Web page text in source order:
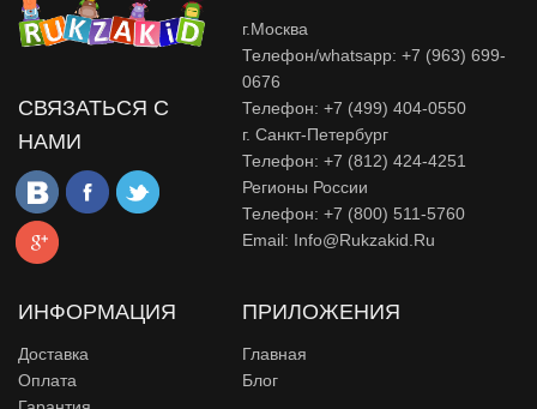
СВЯЗАТЬСЯ С
НАМИ
г.Москва
Телефон/whatsapp: +7 (963) 699-
0676
Телефон: +7 (499) 404-0550
г. Санкт-Петербург
Телефон: +7 (812) 424-4251
Регионы России
Телефон: +7 (800) 511-5760
Email: Info@rukzakid.ru
ИНФОРМАЦИЯ
Доставка
Оплата
ПРИЛОЖЕНИЯ
Главная
Блог